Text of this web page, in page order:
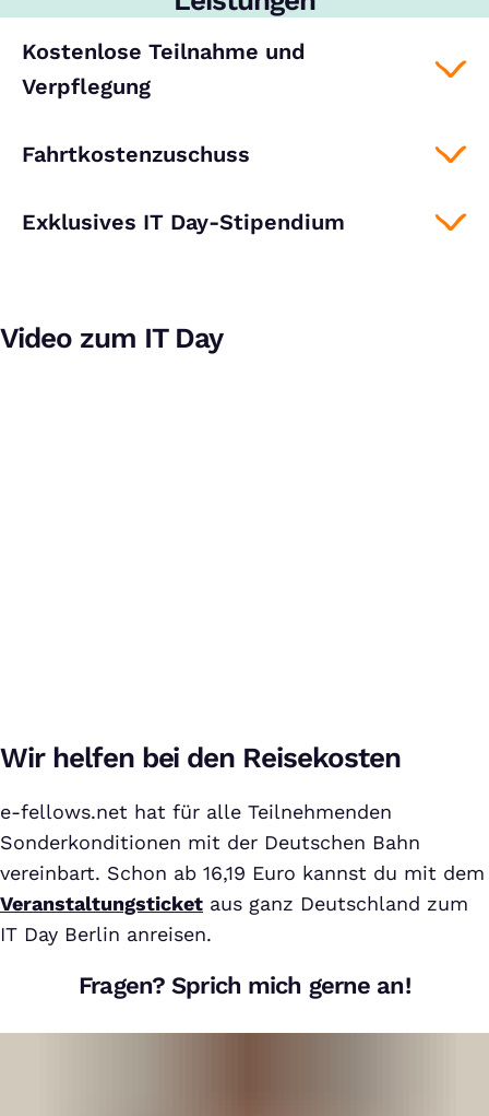
Kostenlose Teilnahme und
Verpflegung
Fahrtkostenzuschuss
Exklusives IT Day-Stipendium
Video zum IT Day
aufgebaut. Weitere Informationen findest Du in unserer
Wir helfen bei den Reisekosten
e-fellows.net hat für alle Teilnehmenden
Sonderkonditionen mit der Deutschen Bahn
vereinbart. Schon ab 16,19 Euro kannst du mit dem
Veranstaltungsticket aus ganz Deutschland zum
IT Day Berlin anreisen.
Fragen? Sprich mich gerne an!